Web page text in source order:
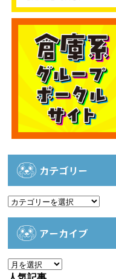
カテゴリー
カ
アーカイブ
ア
ー